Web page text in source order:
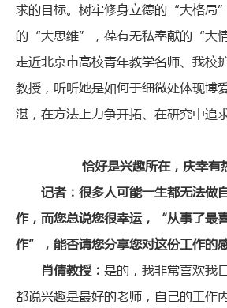
求的目标。树牢修身立德的“大格局
的“大思维”，葆有无私奉献的“大
走近北京市高校青年教学名师、我校
教授，听听她是如何于细微处体现博
湛，在方法上力争开拓、在研究中追
恰好是兴趣所在，庆幸有
记者：很多人可能一生都无法做
作，而您总说您很幸运，“从事了最
作”，能否请您分享您对这份工作的
肖倩教授： 是的，我非常喜欢我
都说兴趣是最好的老师，自己的工作